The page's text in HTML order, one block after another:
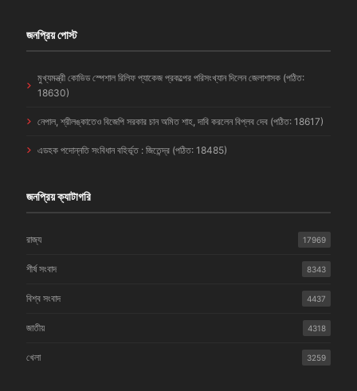
জনপ্রিয় পোস্ট
মুখ্যমন্ত্রী কোভিড স্পেশাল রিলিফ প্যাকেজ প্রকল্পের পরিসংখ্যান দিলেন জেলাশাসক (পঠিত:
18630)
নেপাল, শ্রীলঙ্কাতেও বিজেপি সরকার চান অমিত শাহ, দাবি করলেন বিপ্লব দেব (পঠিত: 18617)
এডহক পদোন্নতি সংবিধান বহির্ভূত : জিতেন্দ্র (পঠিত: 18485)
জনপ্রিয় ক্যাটাগরি
রাজ্য 17969
শীর্ষ সংবাদ 8343
বিশ্ব সংবাদ 4437
জাতীয় 4318
খেলা 3259